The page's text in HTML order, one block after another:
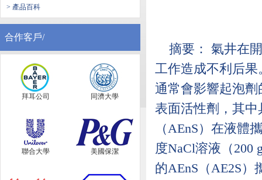
> 產品百科
合作客戶/
拜耳公司 同濟大學
聯合大學 美國保潔
摘要： 氣井在
工作造成不利后
通常會影響起泡
表面活性劑，其
（AEnS）在液體
度NaCl溶液（200
的AEnS（AE2S